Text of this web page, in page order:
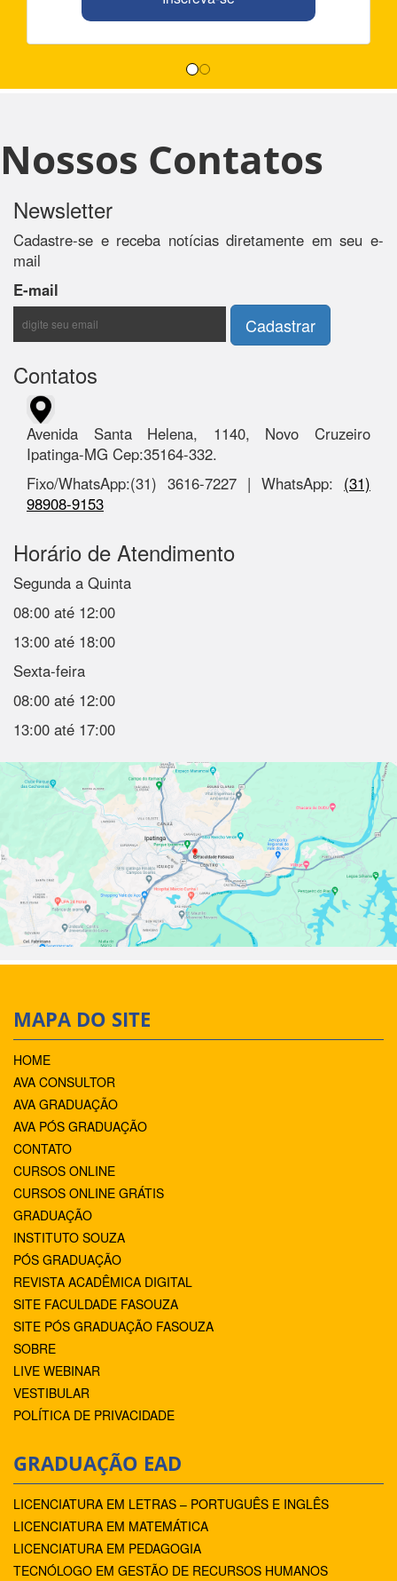
Nossos Contatos
Newsletter
Cadastre-se e receba notícias diretamente em seu e-
mail
E-mail
Contatos
Avenida Santa Helena, 1140, Novo Cruzeiro
Ipatinga-MG Cep:35164-332.
Fixo/WhatsApp:(31) 3616-7227 | WhatsApp: (31)
98908-9153
Horário de Atendimento
Segunda a Quinta
08:00 até 12:00
13:00 até 18:00
Sexta-feira
08:00 até 12:00
13:00 até 17:00
MAPA DO SITE
HOME
AVA CONSULTOR
AVA GRADUAÇÃO
AVA PÓS GRADUAÇÃO
CONTATO
CURSOS ONLINE
CURSOS ONLINE GRÁTIS
GRADUAÇÃO
INSTITUTO SOUZA
PÓS GRADUAÇÃO
REVISTA ACADÊMICA DIGITAL
SITE FACULDADE FASOUZA
SITE PÓS GRADUAÇÃO FASOUZA
SOBRE
LIVE WEBINAR
VESTIBULAR
POLÍTICA DE PRIVACIDADE
GRADUAÇÃO EAD
LICENCIATURA EM LETRAS – PORTUGUÊS E INGLÊS
LICENCIATURA EM MATEMÁTICA
LICENCIATURA EM PEDAGOGIA
TECNÓLOGO EM GESTÃO DE RECURSOS HUMANOS